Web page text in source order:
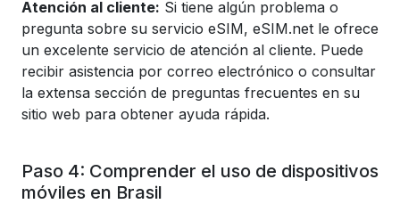
Atención al cliente: Si tiene algún problema o
pregunta sobre su servicio eSIM, eSIM.net le ofrece
un excelente servicio de atención al cliente. Puede
recibir asistencia por correo electrónico o consultar
la extensa sección de preguntas frecuentes en su
sitio web para obtener ayuda rápida.
Paso 4: Comprender el uso de dispositivos
móviles en Brasil